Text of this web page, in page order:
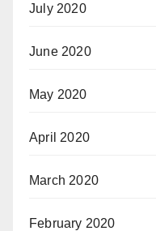
July 2020
June 2020
May 2020
April 2020
March 2020
February 2020